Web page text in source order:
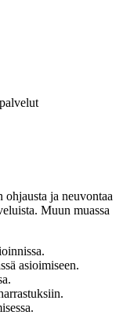
ja neuvontaa
Muun muassa
asioimiseen.